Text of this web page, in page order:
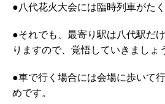
●八代花火大会には臨時列車がた
●それでも、最寄り駅は八代駅だ
りますので、覚悟していきましょ
●車で行く場合には会場に歩いて
めです。